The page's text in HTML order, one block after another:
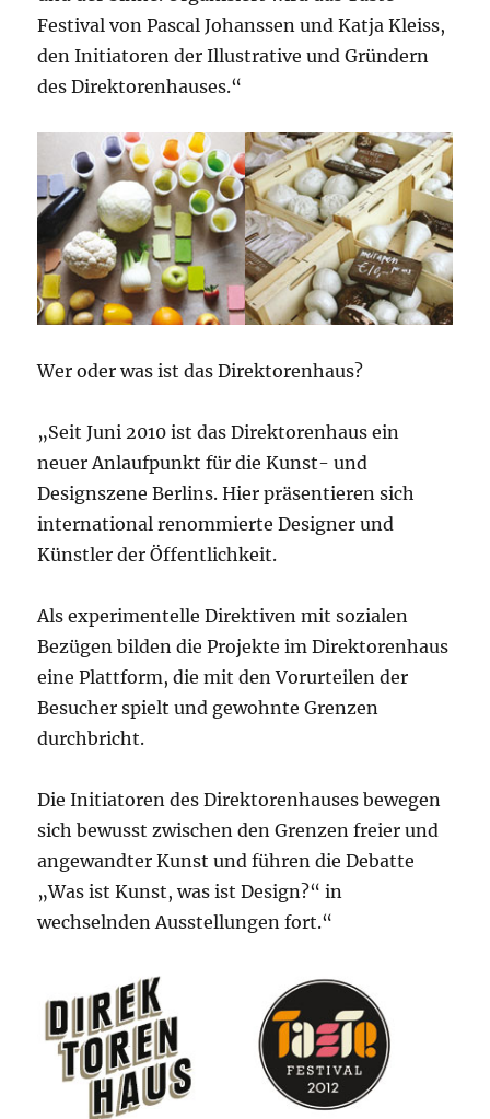
Festival von Pascal Johanssen und Katja Kleiss,
den Initiatoren der Illustrative und Gründern
des Direktorenhauses.“
Wer oder was ist das Direktorenhaus?
„Seit Juni 2010 ist das Direktorenhaus ein
neuer Anlaufpunkt für die Kunst- und
Designszene Berlins. Hier präsentieren sich
international renommierte Designer und
Künstler der Öffentlichkeit.
Als experimentelle Direktiven mit sozialen
Bezügen bilden die Projekte im Direktorenhaus
eine Plattform, die mit den Vorurteilen der
Besucher spielt und gewohnte Grenzen
durchbricht.
Die Initiatoren des Direktorenhauses bewegen
sich bewusst zwischen den Grenzen freier und
angewandter Kunst und führen die Debatte
„Was ist Kunst, was ist Design?“ in
wechselnden Ausstellungen fort.“